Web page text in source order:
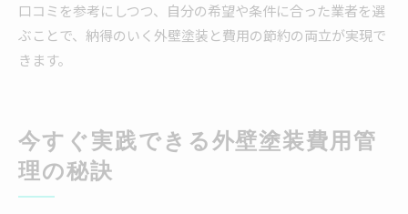
口コミを参考にしつつ、自分の希望や条件に合った業者を選
ぶことで、納得のいく外壁塗装と費用の節約の両立が実現で
きます。
今すぐ実践できる外壁塗装費用管
理の秘訣